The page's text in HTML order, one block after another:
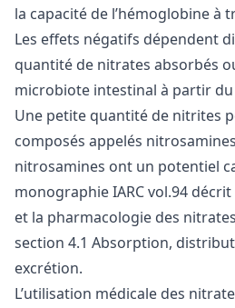
la capacité de l’hémoglobine à
Les effets négatifs dépendent
quantité de nitrates absorbés
microbiote intestinal à partir du
Une petite quantité de nitrites
composés appelés
nitrosamines ont un potentiel
monographie IARC vol.94
et la pharmacologie des
section 4.1 Absorption,
excrétion.
L’utilisation médicale des